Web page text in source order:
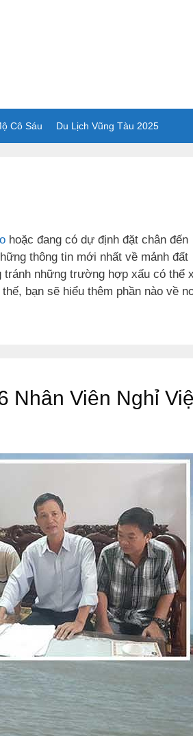
Cô Sáu Du Lịch Vũng Tàu 2025
hoặc đang có dự định đặt chân đến
thông tin mới nhất về mảnh đất
tránh những trường hợp xấu có thể
bạn sẽ hiểu thêm phần nào về
Nhân Viên Nghỉ